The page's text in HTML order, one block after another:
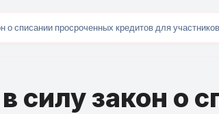
о списании просроченных кредитов для
силу закон о